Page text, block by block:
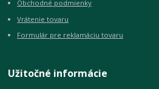
Obchodné podmienky
Vrátenie tovaru
Formulár pre reklamáciu tovaru
Užitočné informácie